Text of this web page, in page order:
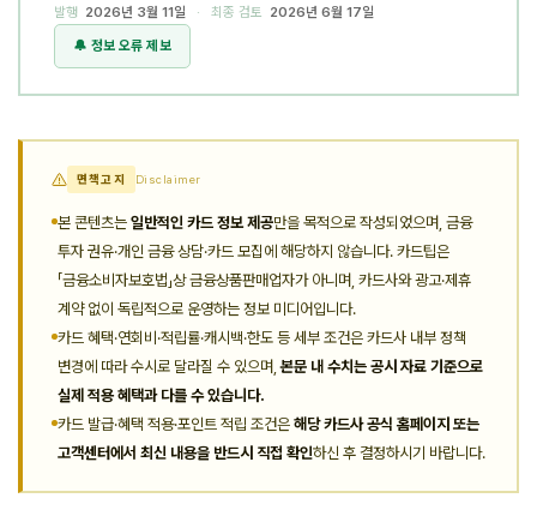
발행 2026년 3월 11일 · 최종 검토
2026년 6월 17일
🔔 정보 오류 제보
면책고지 Disclaimer
본 콘텐츠는 일반적인 카드 정보 제공만을 목적으로 작성되었으며, 금융
투자 권유·개인 금융 상담·카드 모집에 해당하지 않습니다. 카드팁은
「금융소비자보호법」상 금융상품판매업자가 아니며, 카드사와 광고·제휴
계약 없이 독립적으로 운영하는 정보 미디어입니다.
카드 혜택·연회비·적립률·캐시백·한도 등 세부 조건은 카드사 내부 정책
변경에 따라 수시로 달라질 수 있으며,본문 내 수치는 공시 자료 기준으로
실제 적용 혜택과 다를 수 있습니다.
카드 발급·혜택 적용·포인트 적립 조건은 해당 카드사 공식 홈페이지 또는
고객센터에서 최신 내용을 반드시 직접 확인하신 후 결정하시기 바랍니다.